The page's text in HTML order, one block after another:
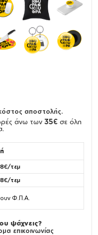
αποστολής.
άνω των 35€ σε όλη
τεμ
τεμ
Φ.Π.Α.
ψάχνεις?
επικοινωνίας